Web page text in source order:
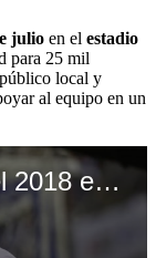
julio en el estadio
para 25 mil
público local y
al equipo en un
Mauricio Affonso jugó en el 2018 en Alianza Lima. (Foto: Movistar Deportes | Juan Pablo II)